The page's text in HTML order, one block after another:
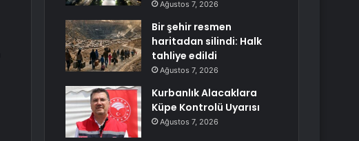
Ağustos 7, 2026
Bir şehir resmen
haritadan silindi: Halk
tahliye edildi
Ağustos 7, 2026
Kurbanlık Alacaklara
Küpe Kontrolü Uyarısı
Ağustos 7, 2026